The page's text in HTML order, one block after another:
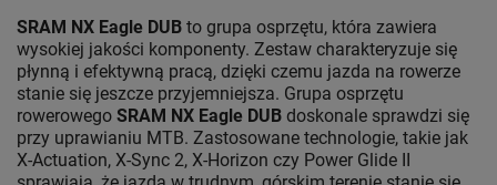
SRAM NX Eagle DUB to grupa osprzętu, która zawiera
wysokiej jakości komponenty. Zestaw charakteryzuje się
płynną i efektywną pracą, dzięki czemu jazda na rowerze
stanie się jeszcze przyjemniejsza. Grupa osprzętu
rowerowego SRAM NX Eagle DUB doskonale sprawdzi się
przy uprawianiu MTB. Zastosowane technologie, takie jak
X-Actuation, X-Sync 2, X-Horizon czy Power Glide II